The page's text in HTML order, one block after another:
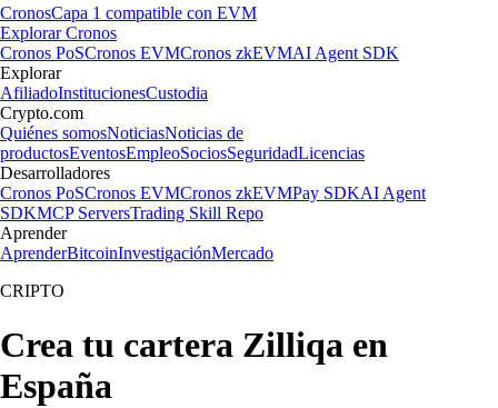
CronosCapa 1 compatible con EVM
Explorar Cronos
Cronos PoSCronos EVMCronos zkEVMAI Agent SDK
Explorar
AfiliadoInstitucionesCustodia
Crypto.com
Quiénes somosNoticiasNoticias de
productosEventosEmpleoSociosSeguridadLicencias
Desarrolladores
Cronos PoSCronos EVMCronos zkEVMPay SDKAI Agent
SDKMCP ServersTrading Skill Repo
Aprender
AprenderBitcoinInvestigaciónMercado
CRIPTO
Crea tu cartera Zilliqa en
España